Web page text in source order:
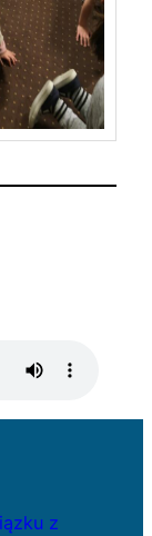
z